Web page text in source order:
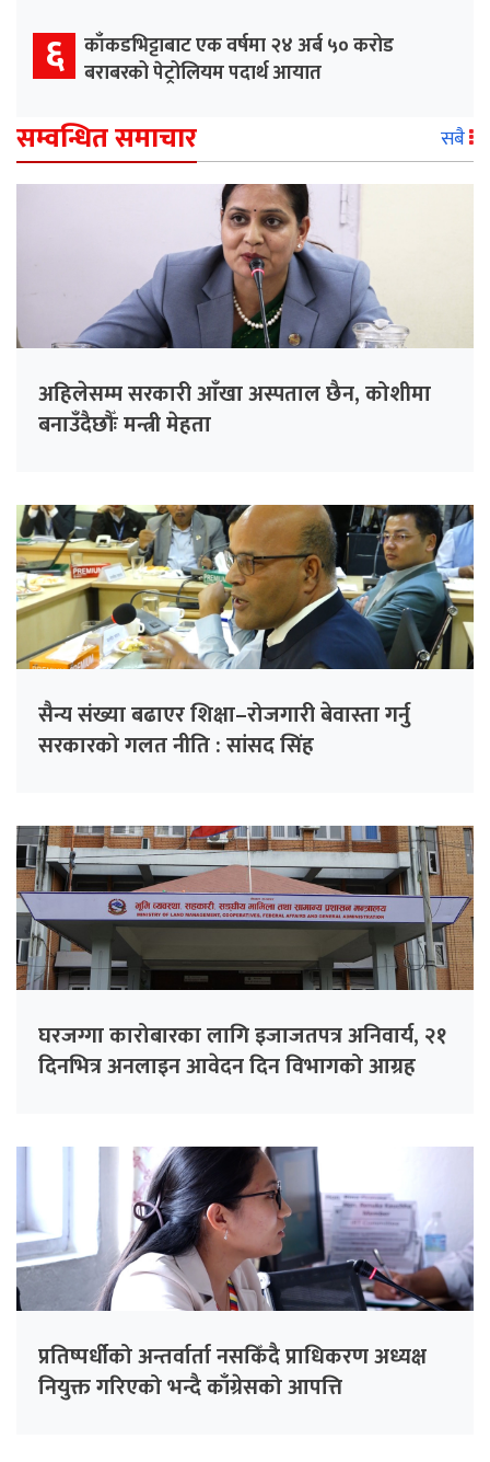
६ काँकडभिट्टाबाट एक वर्षमा २४ अर्ब ५० करोड
बराबरको पेट्रोलियम पदार्थ आयात
सम्वन्धित समाचार सबै
अहिलेसम्म सरकारी आँखा अस्पताल छैन, कोशीमा
बनाउँदैछौँः मन्त्री मेहता
सैन्य संख्या बढाएर शिक्षा–रोजगारी बेवास्ता गर्नु
सरकारको गलत नीति : सांसद सिंह
घरजग्गा कारोबारका लागि इजाजतपत्र अनिवार्य, २१
दिनभित्र अनलाइन आवेदन दिन विभागको आग्रह
प्रतिष्पर्धीको अन्तर्वार्ता नसकिँदै प्राधिकरण अध्यक्ष
नियुक्त गरिएको भन्दै काँग्रेसको आपत्ति